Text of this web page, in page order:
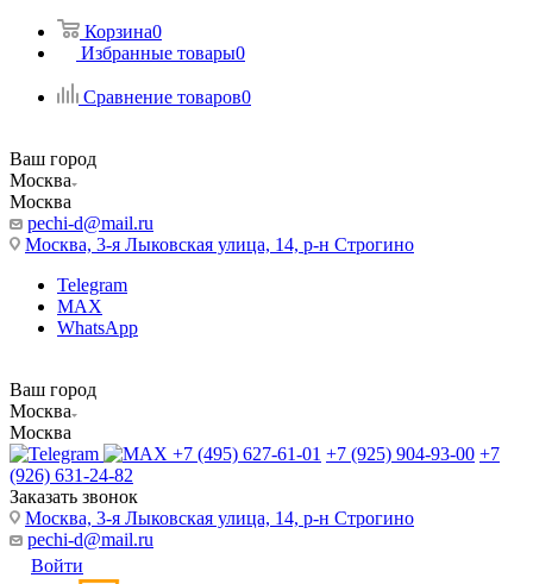
Корзина0
Избранные товары0
Сравнение товаров0
Ваш город
Москва
Москва
pechi-d@mail.ru
Москва, 3-я Лыковская улица, 14, р-н Строгино
Telegram
MAX
WhatsApp
Ваш город
Москва
Москва
+7 (495) 627-61-01 +7 (925) 904-93-00 +7
(926) 631-24-82
Заказать звонок
Москва, 3-я Лыковская улица, 14, р-н Строгино
pechi-d@mail.ru
Войти